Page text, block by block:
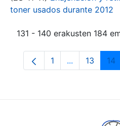
toner usados durante 2012
131 - 140 erakusten 184
Orrialdea
1 ...Intermediate
13 14